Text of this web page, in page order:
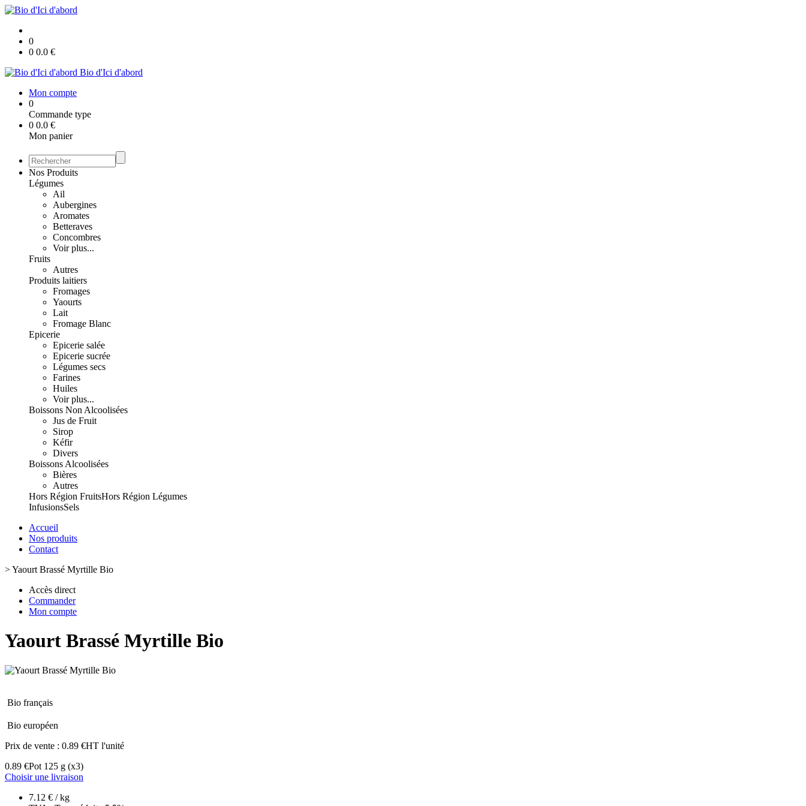
0
0 0.0 €
Bio d'Ici d'abord
Mon compte
0
Commande type
0 0.0 €
Mon panier
Nos Produits
Légumes
Ail
Aubergines
Aromates
Betteraves
Concombres
Voir plus...
Fruits
Autres
Produits laitiers
Fromages
Yaourts
Lait
Fromage Blanc
Epicerie
Epicerie salée
Epicerie sucrée
Légumes secs
Farines
Huiles
Voir plus...
Boissons Non Alcoolisées
Jus de Fruit
Sirop
Kéfir
Divers
Boissons Alcoolisées
Bières
Autres
Hors Région FruitsHors Région Légumes
InfusionsSels
Accueil
Nos produits
Contact
>Yaourt Brassé Myrtille Bio
Accès direct
Commander
Mon compte
Yaourt Brassé Myrtille Bio
Bio français
Bio européen
Prix de vente : 0.89 €HT l'unité
0.89 €Pot 125 g (x3)
Choisir une livraison
7.12 € / kg